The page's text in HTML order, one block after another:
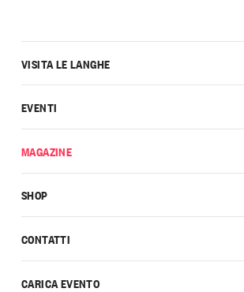
CONTATTI
CARICA EVENTO
VISITA LE LANGHE
EVENTI
MAGAZINE
SHOP